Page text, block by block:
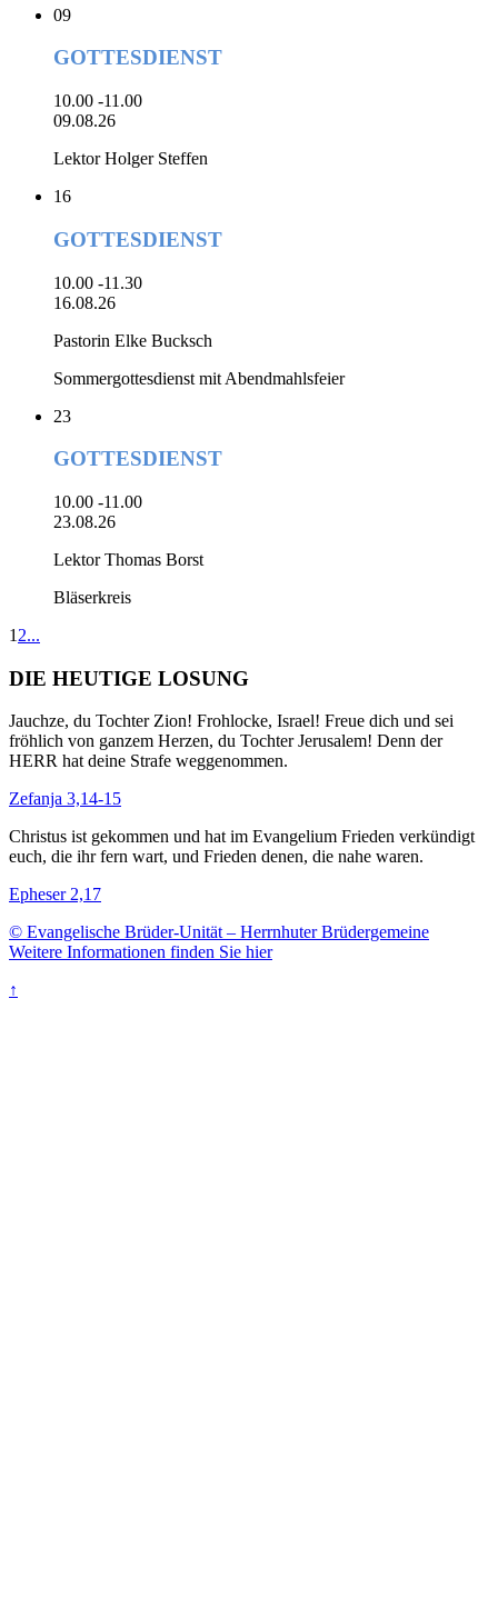
09
GOTTESDIENST
10.00 -11.00
09.08.26
Lektor Holger Steffen
16
GOTTESDIENST
10.00 -11.30
16.08.26
Pastorin Elke Bucksch
Sommergottesdienst mit Abendmahlsfeier
23
GOTTESDIENST
10.00 -11.00
23.08.26
Lektor Thomas Borst
Bläserkreis
1 2...
DIE HEUTIGE LOSUNG
Jauchze, du Tochter Zion! Frohlocke, Israel! Freue dich und sei
fröhlich von ganzem Herzen, du Tochter Jerusalem! Denn der
HERR hat deine Strafe weggenommen.
Zefanja 3,14-15
Christus ist gekommen und hat im Evangelium Frieden verkündigt
euch, die ihr fern wart, und Frieden denen, die nahe waren.
Epheser 2,17
© Evangelische Brüder-Unität – Herrnhuter Brüdergemeine
Weitere Informationen finden Sie hier
↑